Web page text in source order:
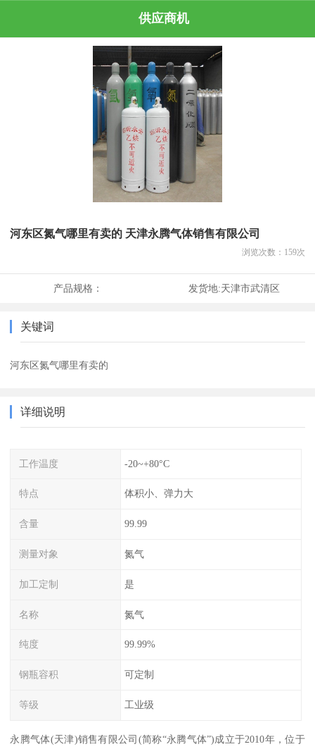
供应商机
河东区氮气哪里有卖的 天津永腾气体销售有限公司
浏览次数： 159次
产品规格： 发货地:天津市武清区
关键词
河东区氮气哪里有卖的
详细说明
工作温度 -20~+80°C
特点 体积小、弹力大
含量 99.99
测量对象 氮气
加工定制 是
名称 氮气
纯度 99.99%
钢瓶容积 可定制
等级 工业级
永腾气体(天津)销售有限公司(简称“永腾气体”)成立于2010年，位于